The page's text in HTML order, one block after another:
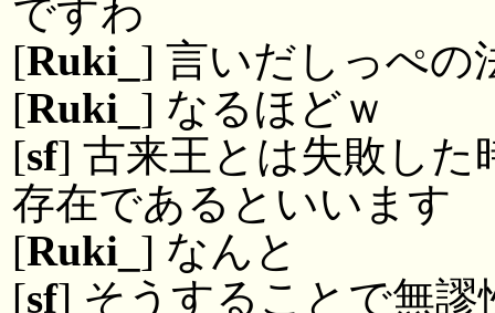
ですわ
[Ruki_ ] 言いだしっぺの
[Ruki_ ] なるほどｗ
[sf] 古来王とは失敗し
存在であるといいます
[Ruki_ ] なんと
[sf] そうすることで無